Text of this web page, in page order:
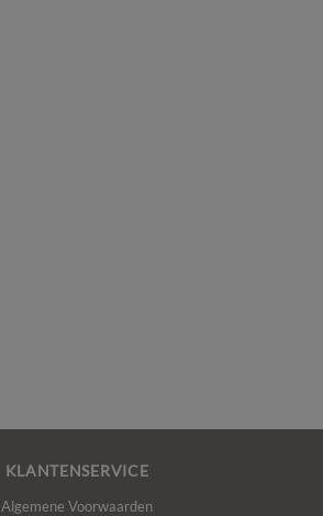
KLANTENSERVICE
Algemene Voorwaarden